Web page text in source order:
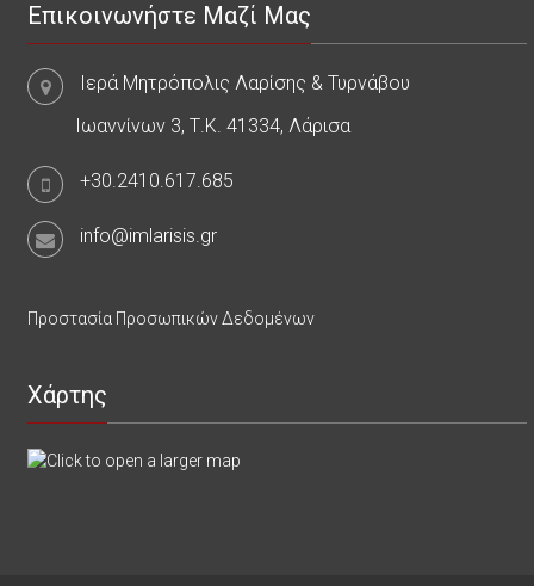
Επικοινωνήστε Μαζί Μας
Ιερά Μητρόπολις Λαρίσης & Τυρνάβου
Ιωαννίνων 3, Τ.Κ. 41334, Λάρισα
+30.2410.617.685
info@imlarisis.gr
Προστασία Προσωπικών Δεδομένων
Χάρτης